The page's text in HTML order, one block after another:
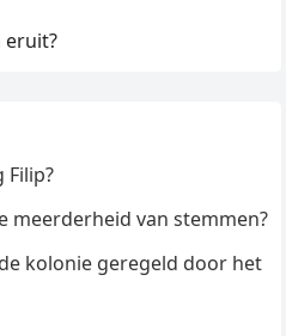
eruit?
Filip?
meerderheid van stemmen?
kolonie geregeld door het